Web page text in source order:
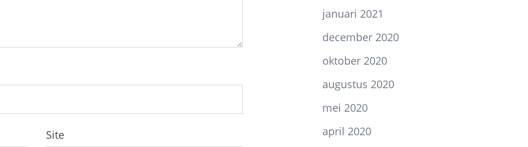
Site
januari 2021
december 2020
oktober 2020
augustus 2020
mei 2020
april 2020